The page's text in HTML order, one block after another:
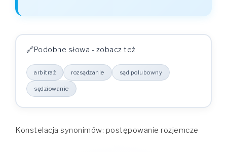
Podobne słowa - zobacz też
arbitraż rozsądzanie sąd polubowny
sędziowanie
Konstelacja synonimów: postępowanie rozjemcze